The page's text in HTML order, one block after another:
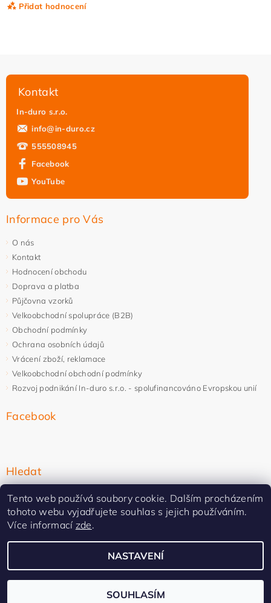
Přidat hodnocení
osobních údajů
Kontakt
In-duro s.r.o.
info@in-duro.cz
555508945
Facebook
YouTube
Informace pro Vás
O nás
Kontakt
Hodnocení obchodu
Doprava a platba
Půjčovna vzorků
Velkoobchodní spolupráce (B2B)
Obchodní podmínky
Ochrana osobních údajů
Vrácení zboží, reklamace
Velkoobchodní obchodní podmínky
Rozvoj podnikání In-duro s.r.o. - spolufinancováno Evropskou unií
Facebook
Hledat
2026 ©In-duro, všechna práva vyhrazenaUpravit nastavení cookies
Vytvořil Shoptet Premium
Tento web používá soubory cookie. Dalším procházením
tohoto webu vyjadřujete souhlas s jejich používáním.
Více informací zde.
NASTAVENÍ
SOUHLASÍM